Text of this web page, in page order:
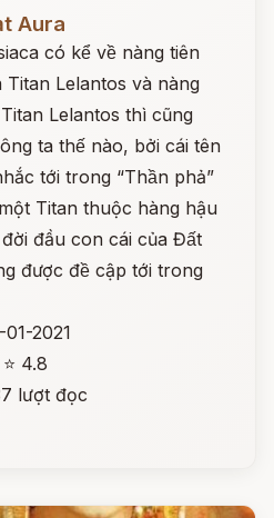
Aura
có kể về nàng tiên
Lelantos và nàng
Lelantos thì cũng
ta thế nào, bởi cái tên
tới trong “Thần phả”
Titan thuộc hàng hậu
đầu con cái của Đất
được đề cập tới trong
01-2021
⭐ 4.8
lượt đọc